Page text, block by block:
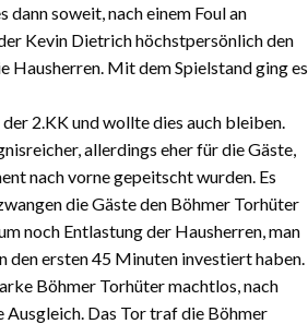
soweit, nach einem Foul an
Kevin Dietrich höchstpersönlich den
Mit dem Spielstand ging es
2.KK und wollte dies auch bleiben.
allerdings eher für die Gäste,
nach vorne gepeitscht wurden. Es
die Gäste den Böhmer Torhüter
noch Entlastung der Hausherren, man
ersten 45 Minuten investiert haben.
Böhmer Torhüter machtlos, nach
Ausgleich. Das Tor traf die Böhmer